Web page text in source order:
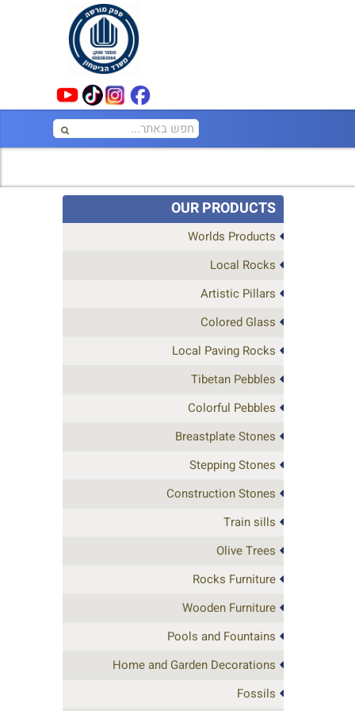
OUR PRODUCTS
Worlds Products
Local Rocks
Artistic Pillars
Colored Glass
Local Paving Rocks
Tibetan Pebbles
Colorful Pebbles
Breastplate Stones
Stepping Stones
Construction Stones
Train sills
Olive Trees
Rocks Furniture
Wooden Furniture
Pools and Fountains
Home and Garden Decorations
Fossils